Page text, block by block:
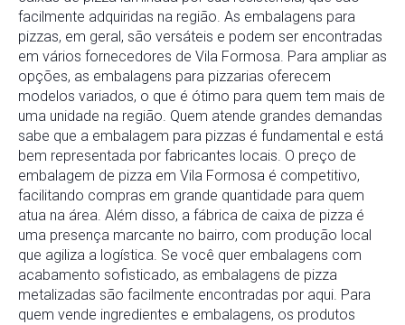
facilmente adquiridas na região. As embalagens para
pizzas, em geral, são versáteis e podem ser encontradas
em vários fornecedores de Vila Formosa. Para ampliar as
opções, as embalagens para pizzarias oferecem
modelos variados, o que é ótimo para quem tem mais de
uma unidade na região. Quem atende grandes demandas
sabe que a embalagem para pizzas é fundamental e está
bem representada por fabricantes locais. O preço de
embalagem de pizza em Vila Formosa é competitivo,
facilitando compras em grande quantidade para quem
atua na área. Além disso, a fábrica de caixa de pizza é
uma presença marcante no bairro, com produção local
que agiliza a logística. Se você quer embalagens com
acabamento sofisticado, as embalagens de pizza
metalizadas são facilmente encontradas por aqui. Para
quem vende ingredientes e embalagens, os produtos